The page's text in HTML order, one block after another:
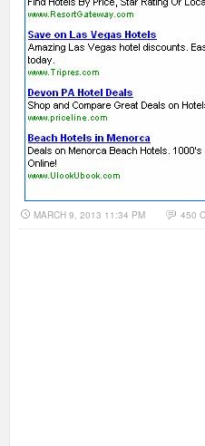
MARCH 9, 2013 11:34 PM 450